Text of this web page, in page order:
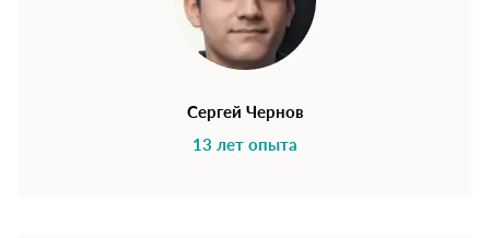
Сергей Чернов
13 лет опыта